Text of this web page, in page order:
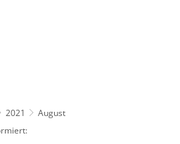
2021
August